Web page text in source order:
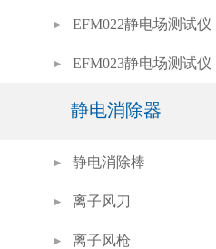
EFM022静电场测试仪
EFM023静电场测试仪
静电消除器
静电消除棒
离子风刀
离子风枪